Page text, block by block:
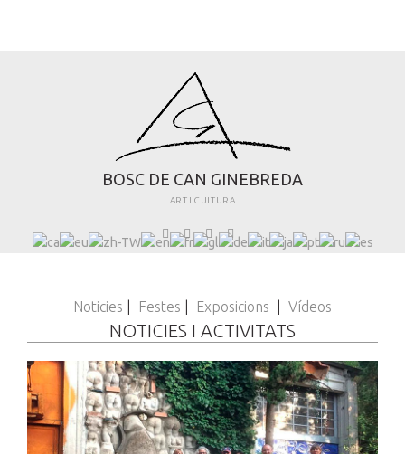
BOSC DE CAN GIN EBREDA
ART I CULTURA
Noticies Festes Exposicions Vídeos
NOTICIES I ACTIVITATS